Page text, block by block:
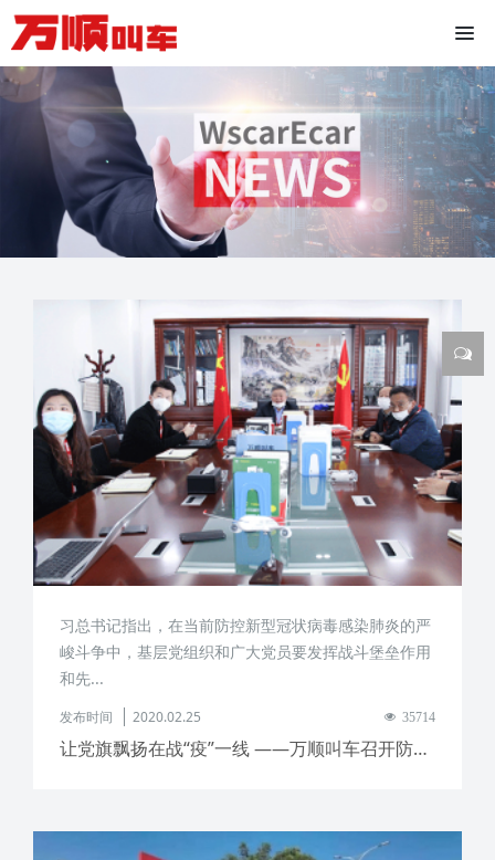
习总书记指出，在当前防控新型冠状病毒感染肺炎的严
峻斗争中，基层党组织和广大党员要发挥战斗堡垒作用
和先...
发布时间 2020.02.25 35714
让党旗飘扬在战“疫”一线 ——万顺叫车召开防控阻击疫情共产党员誓师大会